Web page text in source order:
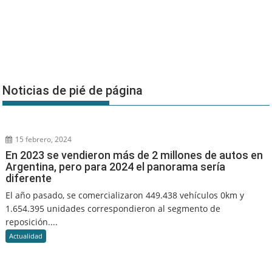
Noticias de pié de página
15 febrero, 2024
En 2023 se vendieron más de 2 millones de autos en
Argentina, pero para 2024 el panorama sería
diferente
El año pasado, se comercializaron 449.438 vehículos 0km y
1.654.395 unidades correspondieron al segmento de
reposición....
Actualidad